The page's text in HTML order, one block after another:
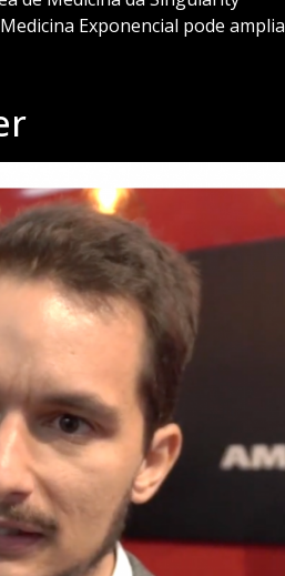
Exponencial pode